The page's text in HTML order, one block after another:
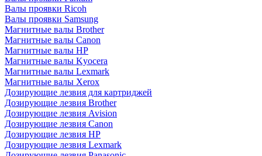
Валы проявки Ricoh
Валы проявки Samsung
Магнитные валы Brother
Магнитные валы Canon
Магнитные валы HP
Магнитные валы Kyocera
Магнитные валы Lexmark
Магнитные валы Xerox
Дозирующие лезвия для картриджей
Дозирующие лезвия Brother
Дозирующие лезвия Avision
Дозирующие лезвия Canon
Дозирующие лезвия HP
Дозирующие лезвия Lexmark